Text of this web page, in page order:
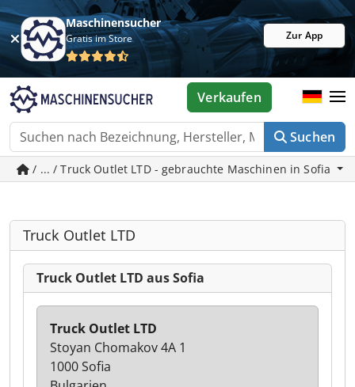
Maschinensucher
Gratis im Store Zur App
Suchen
Verkaufen
/ ... / Truck Outlet LTD - gebrauchte Maschinen in Sofia
Truck Outlet LTD
Truck Outlet LTD aus Sofia
Truck Outlet LTD
Stoyan Chomakov 4A 1
1000 Sofia